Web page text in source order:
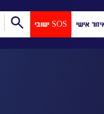
אישי SOS ישובי